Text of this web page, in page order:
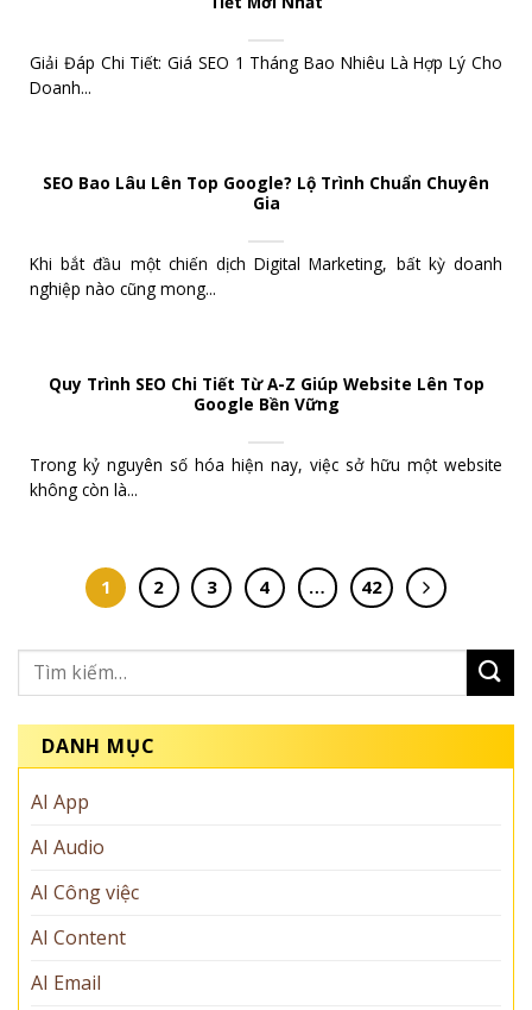
Giải Đáp Chi Tiết: Giá SEO 1 Tháng Bao Nhiêu Là Hợp Lý Cho
Doanh...
SEO Bao Lâu Lên Top Google? Lộ Trình Chuẩn Chuyên
Gia
Khi bắt đầu một chiến dịch Digital Marketing, bất kỳ doanh
nghiệp nào cũng mong...
Quy Trình SEO Chi Tiết Từ A-Z Giúp Website Lên Top
Google Bền Vững
Trong kỷ nguyên số hóa hiện nay, việc sở hữu một website
không còn là...
1 2 3 4 … 42
DANH MỤC
AI App
AI Audio
AI Công việc
AI Content
AI Email